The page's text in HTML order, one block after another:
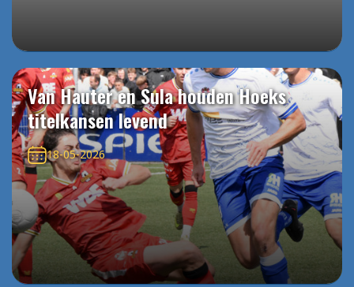
Van Hauter en Sula houden Hoeks
titelkansen levend
18-05-2026